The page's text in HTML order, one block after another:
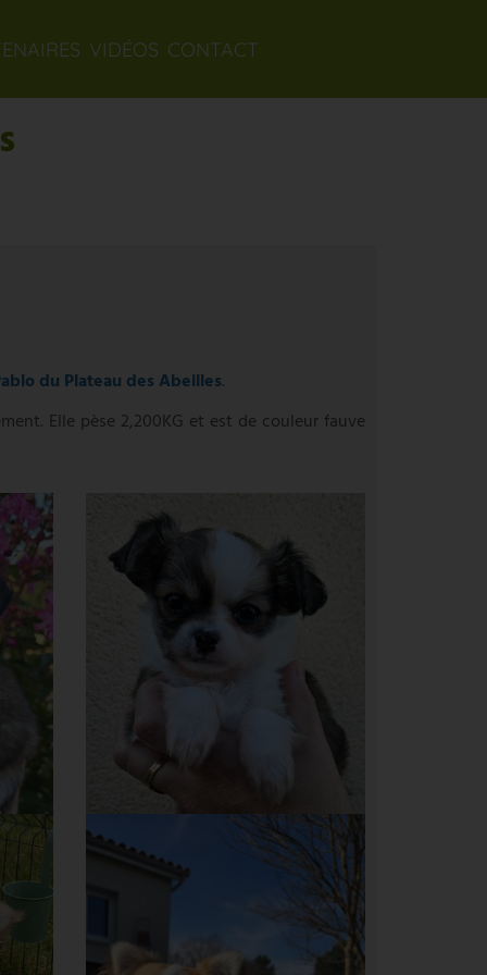
VIDÉOS CONTACT
du Plateau des Abeilles.
Elle pèse 2,200KG et est de couleur fauve